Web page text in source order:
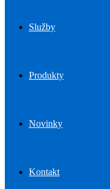
Služby
Produkty
Novinky
Kontakt